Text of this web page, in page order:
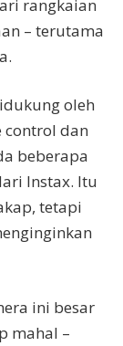
rangkaian
– terutama
oleh
control dan
beberapa
Instax. Itu
tetapi
ini besar
mahal –